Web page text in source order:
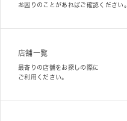
お困りのことがあればご確認ください。
店舗一覧
最寄りの店舗をお探しの際に
ご利用ください。